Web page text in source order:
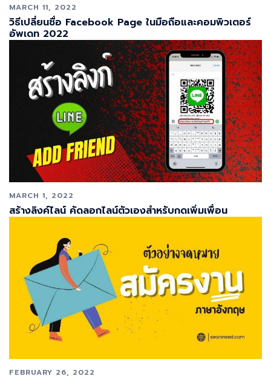
MARCH 11, 2022
วิธีเปลี่ยนชื่อ Facebook Page ในมือถือและคอมพิวเตอร์
อัพเดท 2022
MARCH 1, 2022
สร้างลิงค์ไลน์ คัดลอกไลน์ตัวเองสำหรับกดเพิ่มเพื่อน
FEBRUARY 26, 2022